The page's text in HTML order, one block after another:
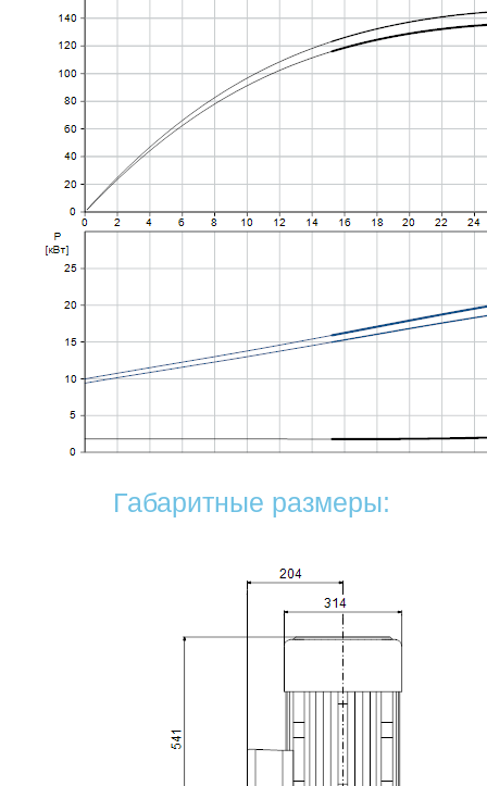
Габаритные размеры: